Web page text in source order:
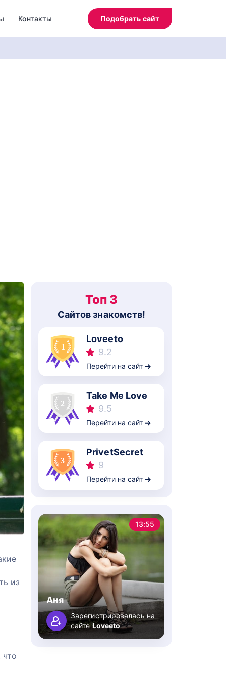
Контакты Подобрать сайт
из
что
Топ 3
Cайтов знакомств!
Loveeto
9.2
Перейти на сайт
Take Me Love
9.5
Перейти на сайт
PrivetSecret
9
Перейти на сайт
13:55
Аня
Зарегистрировалась на
сайтеLoveeto